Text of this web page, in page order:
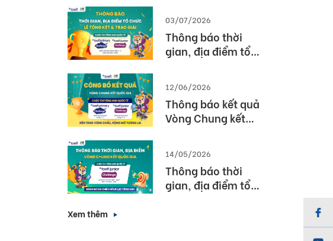
03/07/2026
Thông báo thời
gian, địa điểm tổ
TOEFL Challenge
năm học 2025 –
2026
12/06/2026
Thông báo kết quả
Vòng Chung kết
năm học 2025 –
2026
14/05/2026
Thông báo thời
gian, địa điểm tổ
Xem thêm